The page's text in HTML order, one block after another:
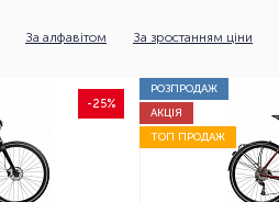
За алфавітом За зростанням ціни
-25%
РОЗПРОДАЖ
АКЦІЯ
ТОП ПРОДАЖ